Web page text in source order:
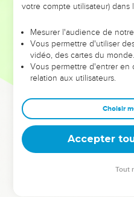
leur foi ou leur vision. Mais on
et les saisons difficiles qu'ils
sont elles qui
Dans cette conférence,
clés pour avancer avec plus
deviennent vos tremplins.
équipe, un groupe ou une
votre compte utilisateur) dans
Mesurer l'audience de
Vous permettre d'utiliser
vidéo, des cartes du
Vous permettre d'entrer en
relation aux utilisateurs.
Choisir
Accepter
Tout